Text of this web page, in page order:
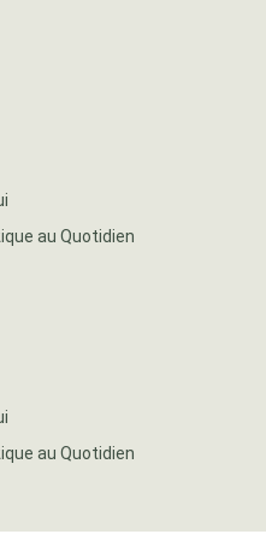
au Quotidien
au Quotidien